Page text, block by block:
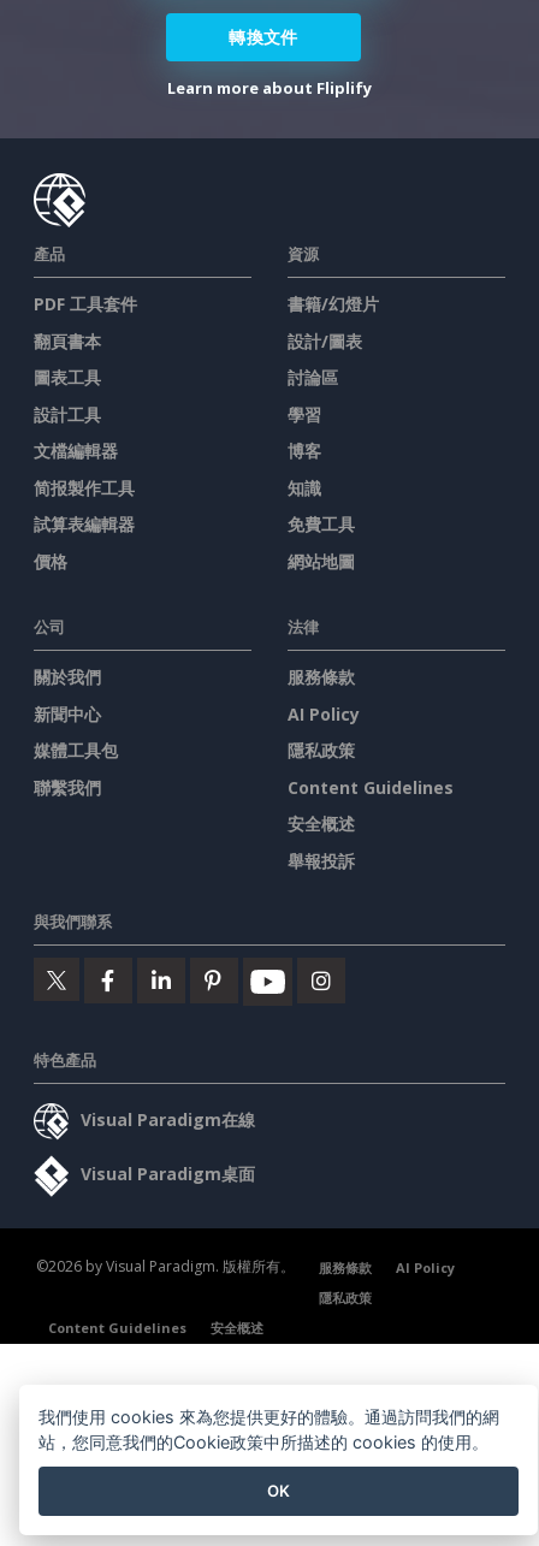
轉換文件
Learn more about Fliplify
產品
PDF 工具套件
翻頁書本
圖表工具
設計工具
文檔編輯器
简报製作工具
試算表編輯器
價格
資源
書籍/幻燈片
設計/圖表
討論區
學習
博客
知識
免費工具
網站地圖
公司
關於我們
新聞中心
媒體工具包
聯繫我們
法律
服務條款
AI Policy
隱私政策
Content Guidelines
安全概述
舉報投訴
與我們聯系
特色產品
Visual Paradigm在線
Visual Paradigm桌面
©2026 by Visual Paradigm. 版權所有。 服務條款
AI Policy
隱私政策
Content Guidelines
安全概述
我們使用 cookies 來為您提供更好的體驗。通過訪問我們的網
站，您同意我們的Cookie政策中所描述的 cookies 的使用。
OK